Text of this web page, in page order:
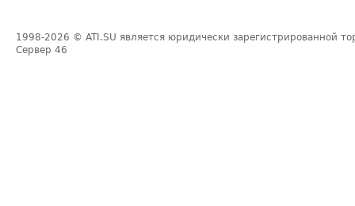
1998-2026 © ATI.SU является юридически зарегистрированной
Сервер 46